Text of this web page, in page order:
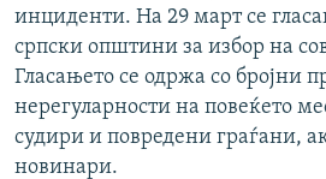
инциденти. На 29 март се
српски општини за избор на
Гласањето се одржа со бројни
нерегуларности на повеќето
судири и повредени граѓани,
новинари.